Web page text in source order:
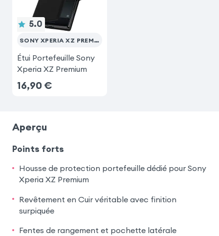
5.0
SONY XPERIA XZ PREMIUM
Étui Portefeuille Sony
Xperia XZ Premium
16,90 €
Aperçu
Points forts
Housse de protection portefeuille dédié pour Sony
Xperia XZ Premium
Revêtement en Cuir véritable avec finition
surpiquée
Fentes de rangement et pochette latérale